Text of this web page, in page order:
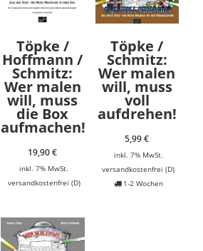
Töpke /
Hoffmann /
Schmitz:
Wer malen
will, muss
die Box
aufmachen!
19,90€
inkl. 7% MwSt.
versandkostenfrei (D)
Töpke /
Schmitz:
Wer malen
will, muss
voll
aufdrehen!
5,99€
inkl. 7% MwSt.
versandkostenfrei (D)
1-2 Wochen